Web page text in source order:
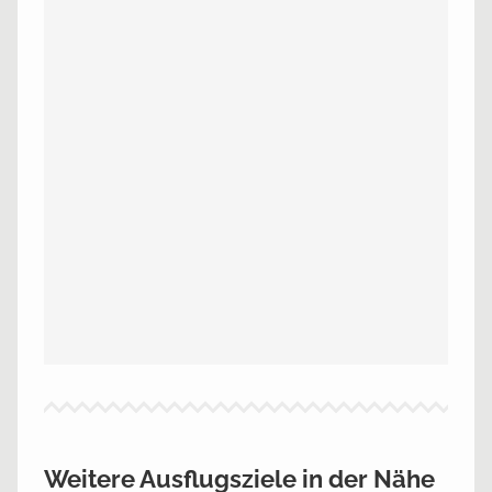
Weitere Ausflugsziele in der Nähe